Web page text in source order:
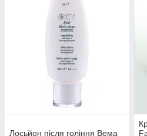
Лосьйон після гоління Вема